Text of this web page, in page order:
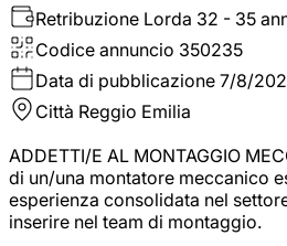
Retribuzione Lorda 32 - 35
Codice annuncio 350235
Data di pubblicazione 7/8/
Città Reggio Emilia
ADDETTI/E AL MONTAGGIO
di un/una montatore meccanico
esperienza consolidata nel
inserire nel team di montaggio.